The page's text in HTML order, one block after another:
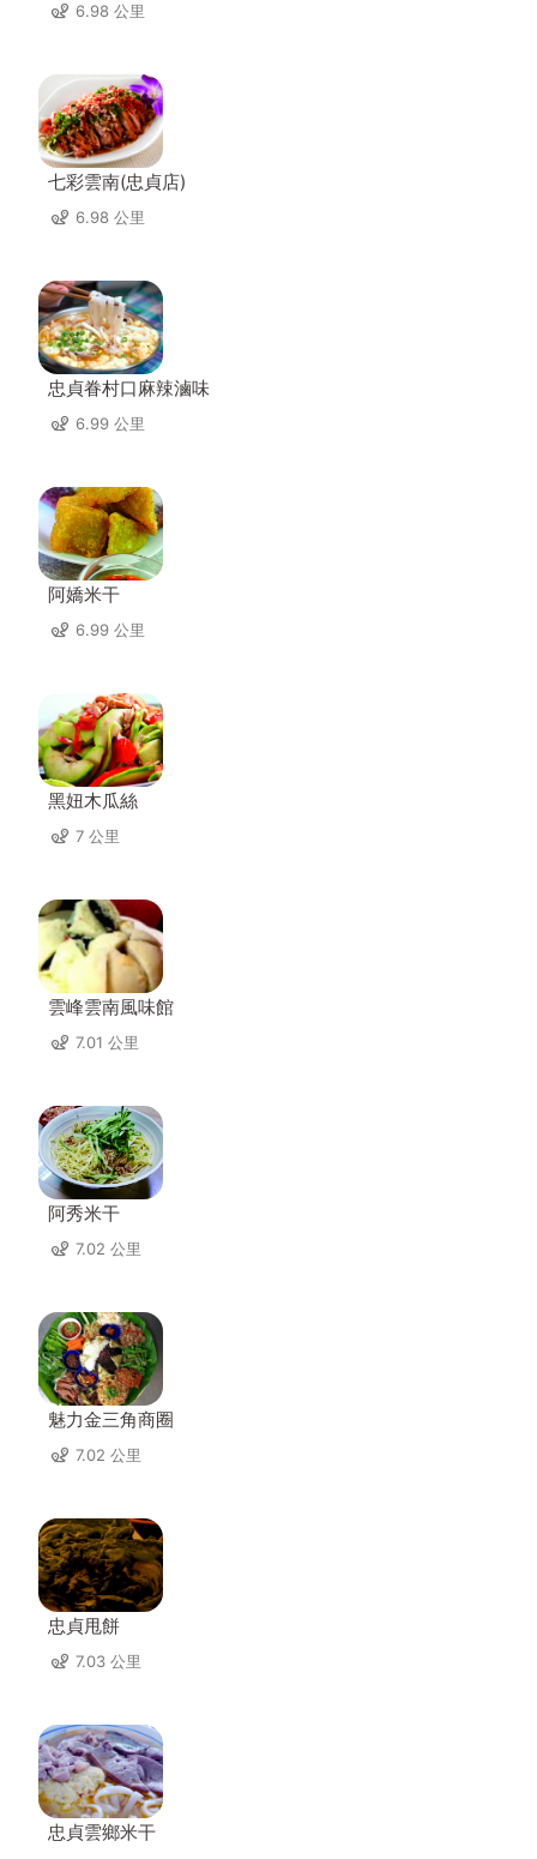
6.98 公里
七彩雲南(忠貞店)
6.98 公里
忠貞眷村口麻辣滷味
6.99 公里
阿嬌米干
6.99 公里
黑妞木瓜絲
7 公里
雲峰雲南風味館
7.01 公里
阿秀米干
7.02 公里
魅力金三角商圈
7.02 公里
忠貞甩餅
7.03 公里
忠貞雲鄉米干